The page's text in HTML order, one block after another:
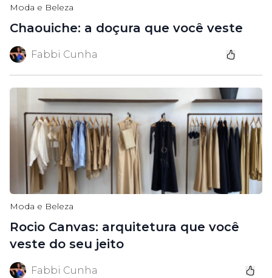
Moda e Beleza
Chaouiche: a doçura que você veste
Fabbi Cunha
Moda e Beleza
Rocio Canvas: arquitetura que você
veste do seu jeito
Fabbi Cunha